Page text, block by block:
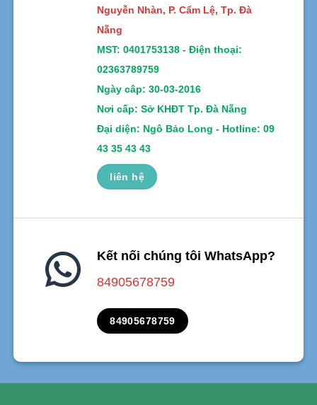
Nguyễn Nhàn, P. Cẩm Lệ, Tp. Đà
Nẵng
MST: 0401753138 - Điện thoại:
02363789759
Ngày câp: 30-03-2016
Nơi cấp: Sở KHĐT Tp. Đà Nẵng
Đại diện: Ngô Bảo Long - Hotline: 09
43 35 43 43
liên hệ
Kết nối chúng tôi WhatsApp?
84905678759
84905678759